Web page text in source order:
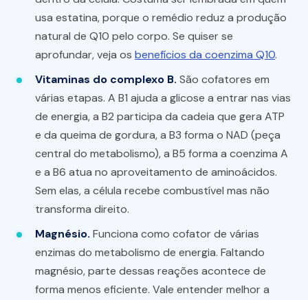
usa estatina, porque o remédio reduz a produção
natural de Q10 pelo corpo. Se quiser se
aprofundar, veja osbenefícios da coenzima Q10.
Vitaminas do complexo B. São cofatores em
várias etapas. A B1 ajuda a glicose a entrar nas vias
de energia, a B2 participa da cadeia que gera ATP
e da queima de gordura, a B3 forma o NAD (peça
central do metabolismo), a B5 forma a coenzima A
e a B6 atua no aproveitamento de aminoácidos.
Sem elas, a célula recebe combustível mas não
transforma direito.
Magnésio. Funciona como cofator de várias
enzimas do metabolismo de energia. Faltando
magnésio, parte dessas reações acontece de
forma menos eficiente. Vale entender melhor a